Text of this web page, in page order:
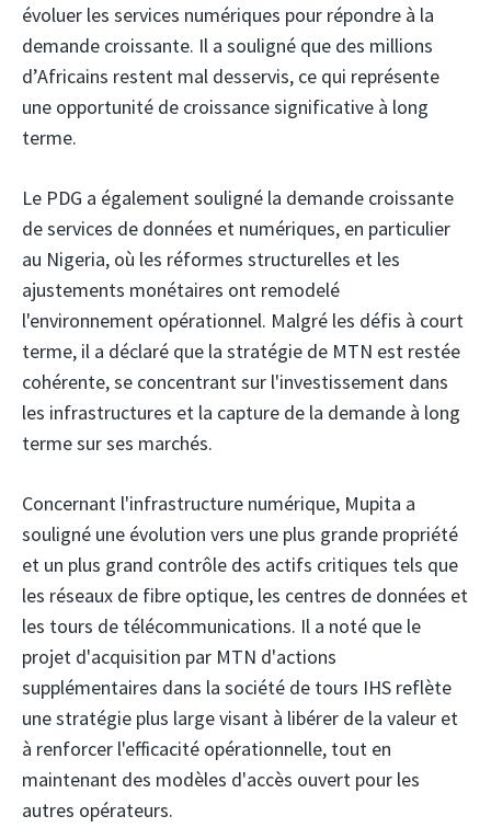
évoluer les services numériques pour répondre à la
demande croissante. Il a souligné que des millions
d’Africains restent mal desservis, ce qui représente
une opportunité de croissance significative à long
terme.
Le PDG a également souligné la demande croissante
de services de données et numériques, en particulier
au Nigeria, où les réformes structurelles et les
ajustements monétaires ont remodelé
l'environnement opérationnel. Malgré les défis à court
terme, il a déclaré que la stratégie de MTN est restée
cohérente, se concentrant sur l'investissement dans
les infrastructures et la capture de la demande à long
terme sur ses marchés.
Concernant l'infrastructure numérique, Mupita a
souligné une évolution vers une plus grande propriété
et un plus grand contrôle des actifs critiques tels que
les réseaux de fibre optique, les centres de données et
les tours de télécommunications. Il a noté que le
projet d'acquisition par MTN d'actions
supplémentaires dans la société de tours IHS reflète
une stratégie plus large visant à libérer de la valeur et
à renforcer l'efficacité opérationnelle, tout en
maintenant des modèles d'accès ouvert pour les
autres opérateurs.